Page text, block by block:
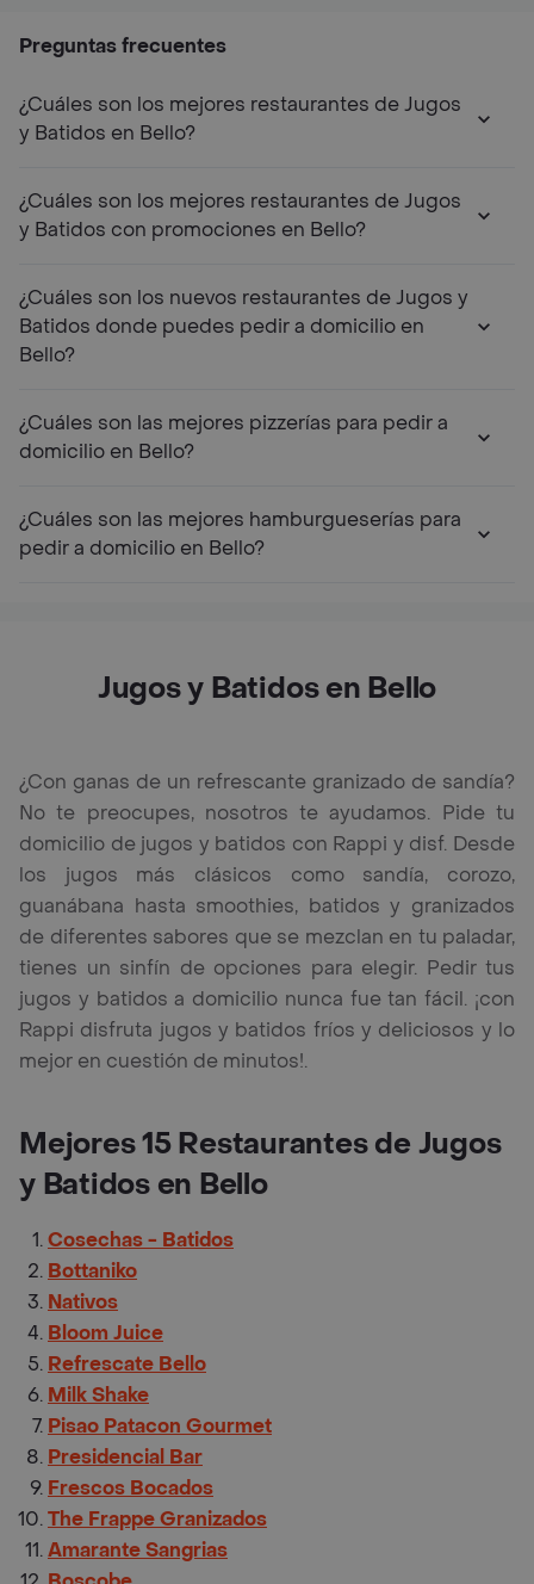
Preguntas frecuentes
¿Cuáles son los mejores restaurantes de Jugos
y Batidos en Bello?
¿Cuáles son los mejores restaurantes de Jugos
y Batidos con promociones en Bello?
¿Cuáles son los nuevos restaurantes de Jugos y
Batidos donde puedes pedir a domicilio en
Bello?
¿Cuáles son las mejores pizzerías para pedir a
domicilio en Bello?
¿Cuáles son las mejores hamburgueserías para
pedir a domicilio en Bello?
Jugos y Batidos en Bello
¿Con ganas de un refrescante granizado de sandía?
No te preocupes, nosotros te ayudamos. Pide tu
domicilio de jugos y batidos con Rappi y disf. Desde
los jugos más clásicos como sandía, corozo,
guanábana hasta smoothies, batidos y granizados
de diferentes sabores que se mezclan en tu paladar,
tienes un sinfín de opciones para elegir. Pedir tus
jugos y batidos a domicilio nunca fue tan fácil. ¡con
Rappi disfruta jugos y batidos fríos y deliciosos y lo
mejor en cuestión de minutos!.
Mejores 15 Restaurantes de Jugos
y Batidos en Bello
Cosechas - Batidos
Bottaniko
Nativos
Bloom Juice
Refrescate Bello
Milk Shake
Pisao Patacon Gourmet
Presidencial Bar
Frescos Bocados
The Frappe Granizados
Amarante Sangrias